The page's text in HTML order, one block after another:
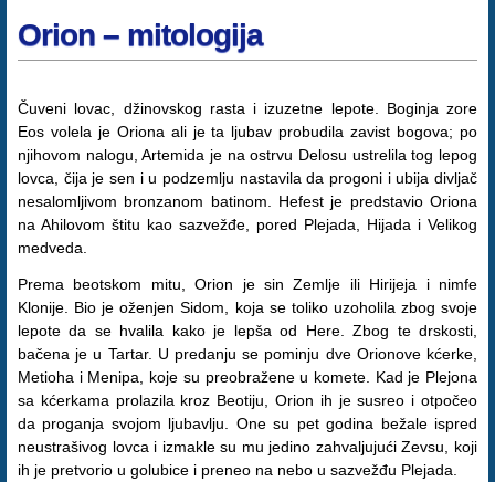
Orion – mitologija
Čuveni lovac, džinovskog rasta i izuzetne lepote. Boginja zore
Eos volela je Oriona ali je ta ljubav probudila zavist bogova; po
njihovom nalogu, Artemida je na ostrvu Delosu ustrelila tog lepog
lovca, čija je sen i u podzemlju nastavila da progoni i ubija divljač
nesalomljivom bronzanom batinom. Hefest je predstavio Oriona
na Ahilovom štitu kao sazvežđe, pored Plejada, Hijada i Velikog
medveda.
Prema beotskom mitu, Orion je sin Zemlje ili Hirijeja i nimfe
Klonije. Bio je oženjen Sidom, koja se toliko uzoholila zbog svoje
lepote da se hvalila kako je lepša od Here. Zbog te drskosti,
bačena je u Tartar. U predanju se pominju dve Orionove kćerke,
Metioha i Menipa, koje su preobražene u komete. Kad je Plejona
sa kćerkama prolazila kroz Beotiju, Orion ih je susreo i otpočeo
da proganja svojom ljubavlju. One su pet godina bežale ispred
neustrašivog lovca i izmakle su mu jedino zahvaljujući Zevsu, koji
ih je pretvorio u golubice i preneo na nebo u sazvežđu Plejada.